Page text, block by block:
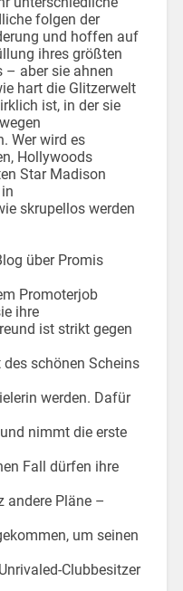
folgen der
und hoffen auf
ihres größten
– aber sie ahnen
hart die Glitzerwelt
ist, in der sie
Wer wird es
Hollywoods
Star Madison
skrupellos werden
über Promis
Promoterjob
ihre
ist strikt gegen
schönen Scheins
werden. Dafür
nimmt die erste
Fall dürfen ihre
andere Pläne –
um seinen
Clubbesitzer